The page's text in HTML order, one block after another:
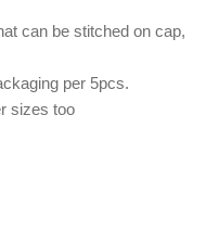
can be stitched on cap,
per 5pcs.
sizes too